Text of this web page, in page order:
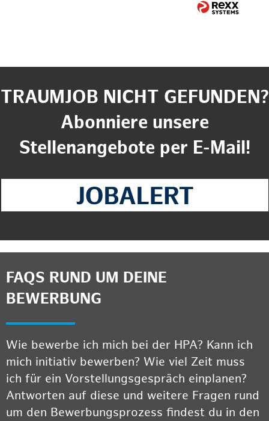
TRAUMJOB NICHT GEFUNDEN?
Abonniere unsere
Stellenangebote per E-Mail!
FAQS RUND UM DEINE
BEWERBUNG
Wie bewerbe ich mich bei der HPA? Kann ich
mich initiativ bewerben? Wie viel Zeit muss
ich für ein Vorstellungsgespräch einplanen?
Antworten auf diese und weitere Fragen rund
um den Bewerbungsprozess findest du in den